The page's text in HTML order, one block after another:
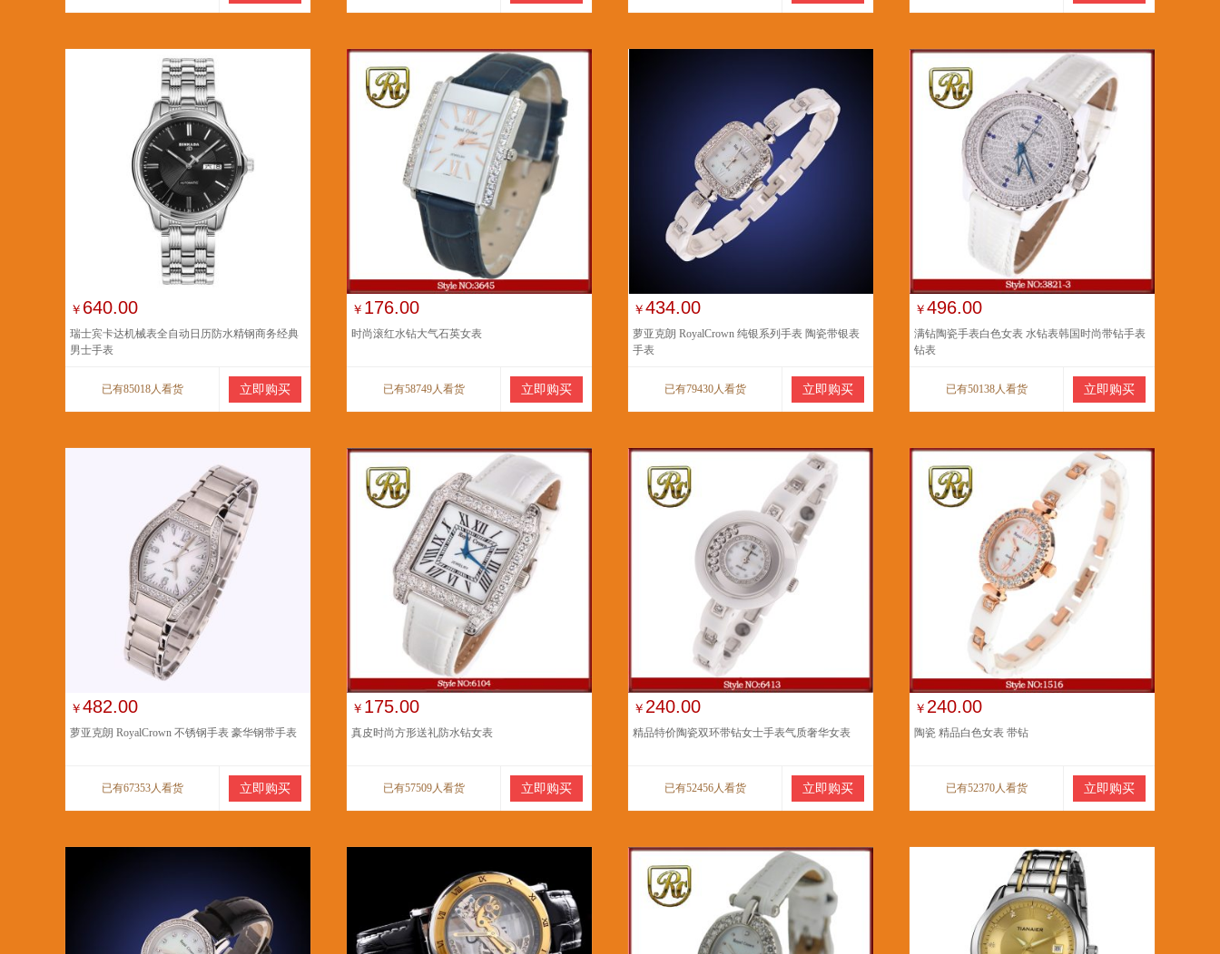
￥ 640.00
瑞士宾卡达机械表全自动日历防水精钢商务经典
男士手表
已有85018人看货 立即购买
￥ 176.00
时尚滚红水钻大气石英女表
已有58749人看货 立即购买
￥434.00
萝亚克朗 RoyalCrown 纯银系列手表 陶瓷带银表
手表
已有79430人看货 立即购买
￥496.00
满钻陶瓷手表白色女表 水钻表韩国时尚带钻手表
钻表
已有50138人看货 立即购买
￥482.00
萝亚克朗 RoyalCrown 不锈钢手表 豪华钢带手表
已有67353人看货 立即购买
￥ 175.00
真皮时尚方形送礼防水钻女表
已有57509人看货 立即购买
￥ 240.00
精品特价陶瓷双环带钻女士手表气质奢华女表
已有52456人看货 立即购买
￥ 240.00
陶瓷 精品白色女表 带钻
已有52370人看货 立即购买